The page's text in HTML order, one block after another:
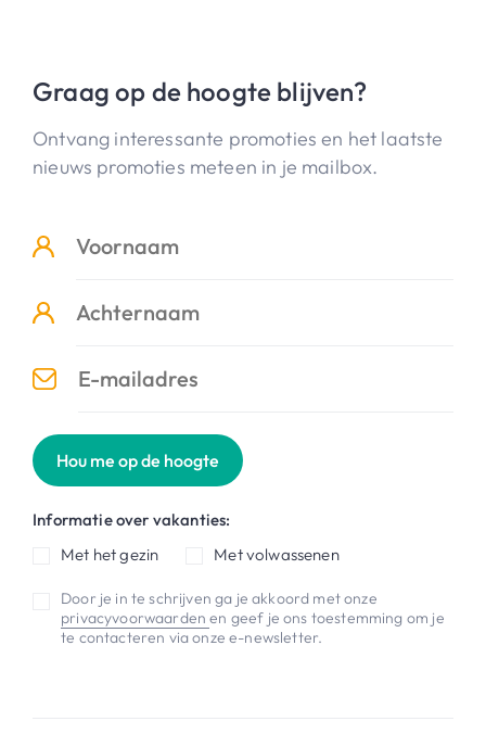
Graag op de hoogte blijven?
Ontvang interessante promoties en het laatste
nieuws promoties meteen in je mailbox.
Hou me op de hoogte
Informatie over vakanties:
Met het gezin
Met volwassenen
Door je in te schrijven ga je akkoord met onze
privacyvoorwaardenen geef je ons toestemming om je
te contacteren via onze e-newsletter.